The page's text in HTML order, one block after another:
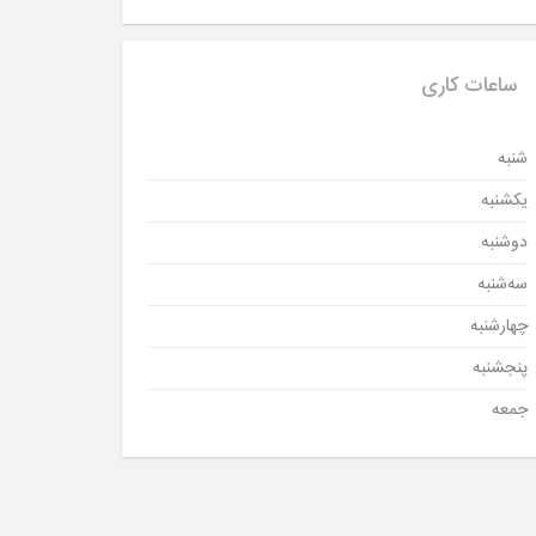
ساعات کاری
شنبه
یکشنبه
دوشنبه
سه‌شنبه
چهارشنبه
پنجشنبه
جمعه